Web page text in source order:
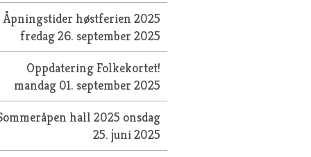
Åpningstider høstferien 2025
fredag 26. september 2025
Oppdatering Folkekortet!
mandag 01. september 2025
hall 2025 onsdag
25. juni 2025